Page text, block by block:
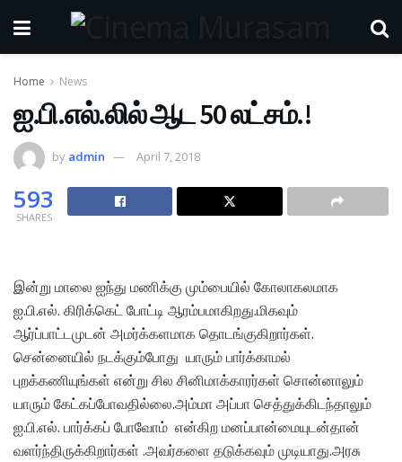
Home News
ஐ.பி.எல்.லில் ஆட 50 லட்சம்.!
by admin April 7, 2018
593
SHARES
இன்று மாலை ஐந்து மணிக்கு மும்பையில் கோலாகலமாக
ஐ.பி.எல். கிரிக்கெட் போட்டி ஆரம்பமாகிறது.மிகவும்
ஆர்ப்பாட்டமுடன் அமர்க்களமாக தொடங்குகிறார்கள்.
சென்னையில் நடக்கும்போது யாரும் பார்க்காமல்
புறக்கணியுங்கள் என்று சில சினிமாக்காரர்கள் சொன்னாலும்
யாரும் கேட்கப்போவதில்லை.அம்மா அப்பா செத்துக்கிடந்தாலும்
ஐ.பி.எல். பார்க்கப் போவோம் என்கிற மனப்பான்மையுடன்தான்
வளர்ந்திருக்கிறார்கள் .அவர்களை தடுக்கவும் முடியாது.அரசு